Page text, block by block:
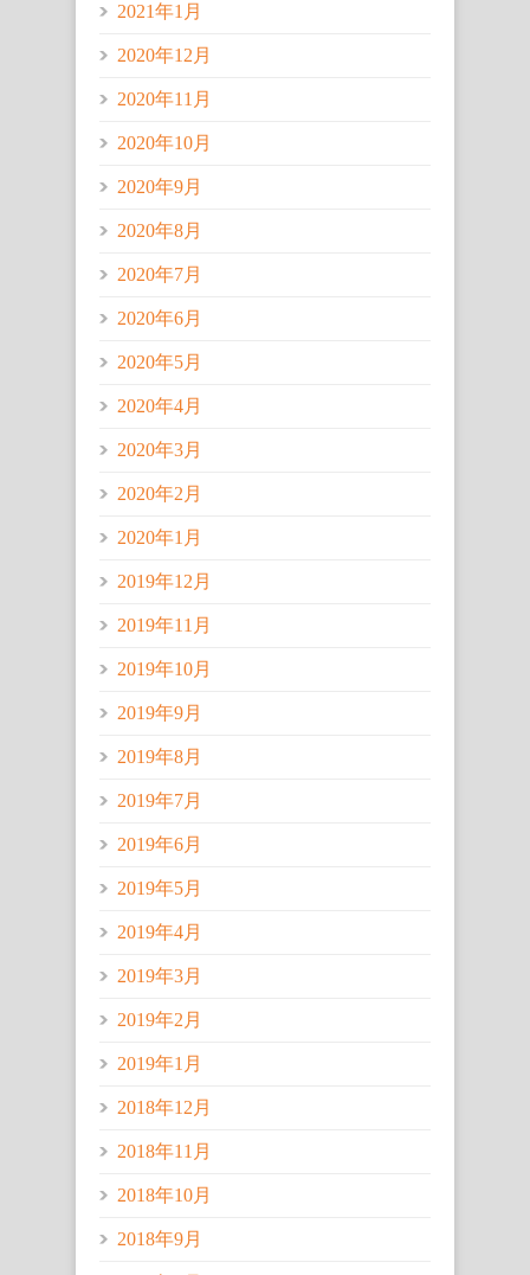
2021年1月
2020年12月
2020年11月
2020年10月
2020年9月
2020年8月
2020年7月
2020年6月
2020年5月
2020年4月
2020年3月
2020年2月
2020年1月
2019年12月
2019年11月
2019年10月
2019年9月
2019年8月
2019年7月
2019年6月
2019年5月
2019年4月
2019年3月
2019年2月
2019年1月
2018年12月
2018年11月
2018年10月
2018年9月